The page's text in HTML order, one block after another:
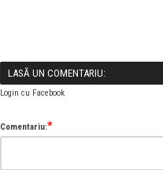
LASĂ UN COMENTARIU:
Login cu Facebook
Comentariu:*